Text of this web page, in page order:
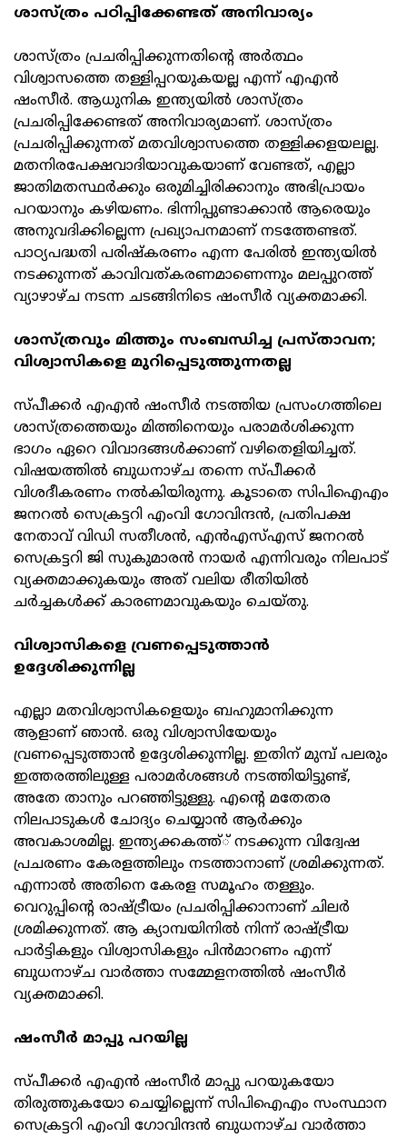
ശാസ്ത്രം പഠിപ്പിക്കേണ്ടത് അനിവാര്യം
ശാസ്ത്രം പ്രചരിപ്പിക്കുന്നതിന്റെ അര്‍ത്ഥം
വിശ്വാസത്തെ തള്ളിപ്പറയുകയല്ല എന്ന് എഎന്‍
ഷംസീര്‍. ആധുനിക ഇന്ത്യയില്‍ ശാസ്ത്രം
പ്രചരിപ്പിക്കേണ്ടത് അനിവാര്യമാണ്. ശാസ്ത്രം
പ്രചരിപ്പിക്കുന്നത് മതവിശ്വാസത്തെ തള്ളിക്കളയലല്ല.
മതനിരപേക്ഷവാദിയാവുകയാണ് വേണ്ടത്, എല്ലാ
ജാതിമതസ്ഥര്‍ക്കും ഒരുമിച്ചിരിക്കാനും അഭിപ്രായം
പറയാനും കഴിയണം. ഭിന്നിപ്പുണ്ടാക്കാന്‍ ആരെയും
അനുവദിക്കില്ലെന്ന പ്രഖ്യാപനമാണ് നടത്തേണ്ടത്.
പാഠ്യപദ്ധതി പരിഷ്‌കരണം എന്ന പേരില്‍ ഇന്ത്യയില്‍
നടക്കുന്നത് കാവിവത്കരണമാണെന്നും മലപ്പുറത്ത്
വ്യാഴാഴ്ച നടന്ന ചടങ്ങിനിടെ ഷംസീര്‍ വ്യക്തമാക്കി.
ശാസ്ത്രവും മിത്തും സംബന്ധിച്ച പ്രസ്താവന;
വിശ്വാസികളെ മുറിപ്പെടുത്തുന്നതല്ല
സ്പീക്കര്‍ എഎന്‍ ഷംസീര്‍ നടത്തിയ പ്രസംഗത്തിലെ
ശാസ്ത്രത്തെയും മിത്തിനെയും പരാമര്‍ശിക്കുന്ന
ഭാഗം ഏറെ വിവാദങ്ങള്‍ക്കാണ് വഴിതെളിയിച്ചത്.
വിഷയത്തില്‍ ബുധനാഴ്ച തന്നെ സ്പീക്കര്‍
വിശദീകരണം നല്‍കിയിരുന്നു. കൂടാതെ സിപിഐഎം
ജനറല്‍ സെക്രട്ടറി എംവി ഗോവിന്ദന്‍, പ്രതിപക്ഷ
നേതാവ് വിഡി സതീശന്‍, എന്‍എസ്എസ് ജനറല്‍
സെക്രട്ടറി ജി സുകുമാരന്‍ നായര്‍ എന്നിവരും നിലപാട്
വ്യക്തമാക്കുകയും അത് വലിയ രീതിയില്‍
ചര്‍ച്ചകള്‍ക്ക് കാരണമാവുകയും ചെയ്തു.
വിശ്വാസികളെ വ്രണപ്പെടുത്താന്‍
ഉദ്ദേശിക്കുന്നില്ല
എല്ലാ മതവിശ്വാസികളെയും ബഹുമാനിക്കുന്ന
ആളാണ് ഞാന്‍. ഒരു വിശ്വാസിയേയും
വ്രണപ്പെടുത്താന്‍ ഉദ്ദേശിക്കുന്നില്ല. ഇതിന് മുമ്പ് പലരും
ഇത്തരത്തിലുള്ള പരാമര്‍ശങ്ങള്‍ നടത്തിയിട്ടുണ്ട്,
അതേ താനും പറഞ്ഞിട്ടുള്ളു. എന്റെ മതേതര
നിലപാടുകള്‍ ചോദ്യം ചെയ്യാന്‍ ആര്‍ക്കും
അവകാശമില്ല. ഇന്ത്യക്കകത്ത്് നടക്കുന്ന വിദ്വേഷ
പ്രചരണം കേരളത്തിലും നടത്താനാണ് ശ്രമിക്കുന്നത്.
എന്നാല്‍ അതിനെ കേരള സമൂഹം തള്ളും.
വെറുപ്പിന്റെ രാഷ്ട്രീയം പ്രചരിപ്പിക്കാനാണ് ചിലര്‍
ശ്രമിക്കുന്നത്. ആ ക്യാമ്പയിനില്‍ നിന്ന് രാഷ്ട്രീയ
പാര്‍ട്ടികളും വിശ്വാസികളും പിന്‍മാറണം എന്ന്
ബുധനാഴ്ച വാര്‍ത്താ സമ്മേളനത്തില്‍ ഷംസീര്‍
വ്യക്തമാക്കി.
ഷംസീര്‍ മാപ്പു പറയില്ല
സ്പീക്കര്‍ എഎന്‍ ഷംസീര്‍ മാപ്പു പറയുകയോ
തിരുത്തുകയോ ചെയ്യില്ലെന്ന് സിപിഐഎം സംസ്ഥാന
സെക്രട്ടറി എംവി ഗോവിന്ദന്‍ ബുധനാഴ്ച വാര്‍ത്താ